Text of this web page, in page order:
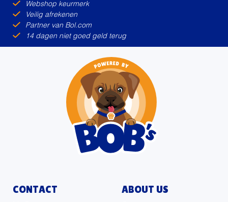
Webshop keurmerk
Veilig afrekenen
Partner van Bol.com
14 dagen niet goed geld terug
CONTACT ABOUT US